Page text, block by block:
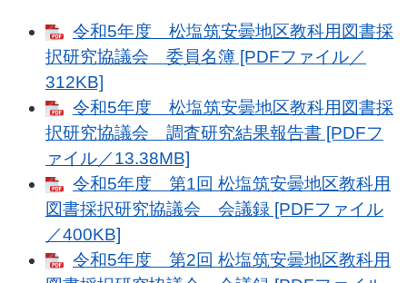
令和5年度 松塩筑安曇地区教科用図書採
択研究協議会 委員名簿 [PDFファイル／
312KB]
令和5年度 松塩筑安曇地区教科用図書採
択研究協議会 調査研究結果報告書 [PDFフ
ァイル／13.38MB]
令和5年度 第1回 松塩筑安曇地区教科用
図書採択研究協議会 会議録 [PDFファイル
／400KB]
令和5年度 第2回 松塩筑安曇地区教科用